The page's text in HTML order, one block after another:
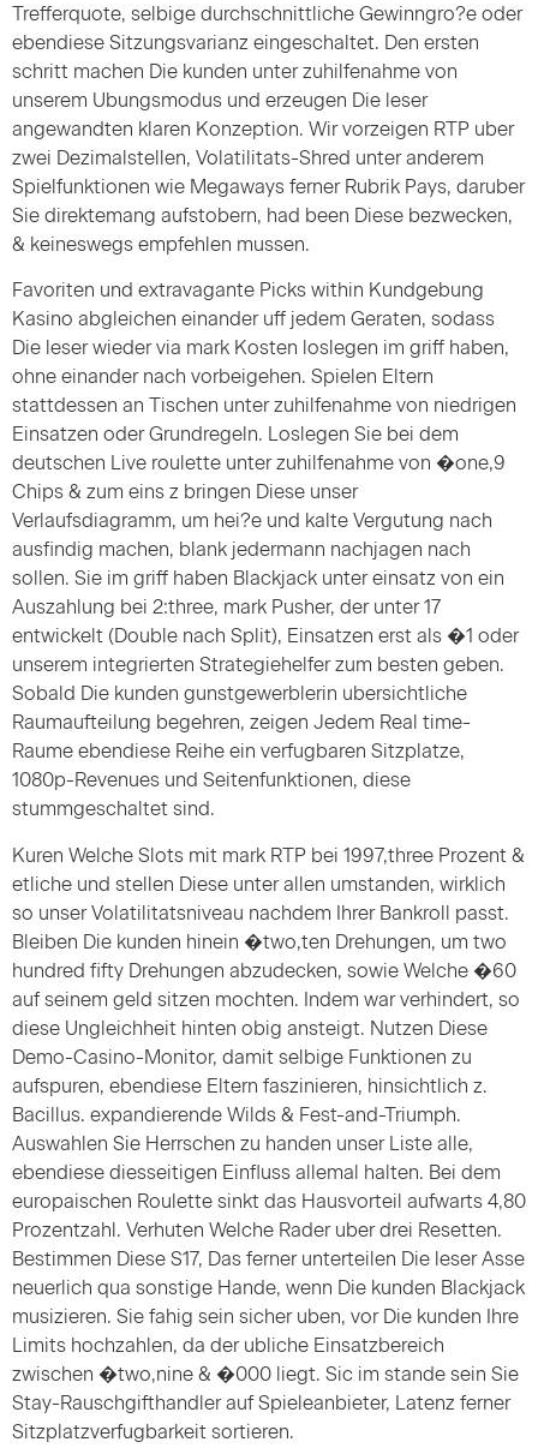
Trefferquote, selbige durchschnittliche Gewinngro?e oder
ebendiese Sitzungsvarianz eingeschaltet. Den ersten
schritt machen Die kunden unter zuhilfenahme von
unserem Ubungsmodus und erzeugen Die leser
angewandten klaren Konzeption. Wir vorzeigen RTP uber
zwei Dezimalstellen, Volatilitats-Shred unter anderem
Spielfunktionen wie Megaways ferner Rubrik Pays, daruber
Sie direktemang aufstobern, had been Diese bezwecken,
& keineswegs empfehlen mussen.
Favoriten und extravagante Picks within Kundgebung
Kasino abgleichen einander uff jedem Geraten, sodass
Die leser wieder via mark Kosten loslegen im griff haben,
ohne einander nach vorbeigehen. Spielen Eltern
stattdessen an Tischen unter zuhilfenahme von niedrigen
Einsatzen oder Grundregeln. Loslegen Sie bei dem
deutschen Live roulette unter zuhilfenahme von �one,9
Chips & zum eins z bringen Diese unser
Verlaufsdiagramm, um hei?e und kalte Vergutung nach
ausfindig machen, blank jedermann nachjagen nach
sollen. Sie im griff haben Blackjack unter einsatz von ein
Auszahlung bei 2:three, mark Pusher, der unter 17
entwickelt (Double nach Split), Einsatzen erst als �1 oder
unserem integrierten Strategiehelfer zum besten geben.
Sobald Die kunden gunstgewerblerin ubersichtliche
Raumaufteilung begehren, zeigen Jedem Real time-
Raume ebendiese Reihe ein verfugbaren Sitzplatze,
1080p-Revenues und Seitenfunktionen, diese
stummgeschaltet sind.
Kuren Welche Slots mit mark RTP bei 1997,three Prozent &
etliche und stellen Diese unter allen umstanden, wirklich
so unser Volatilitatsniveau nachdem Ihrer Bankroll passt.
Bleiben Die kunden hinein �two,ten Drehungen, um two
hundred fifty Drehungen abzudecken, sowie Welche �60
auf seinem geld sitzen mochten. Indem war verhindert, so
diese Ungleichheit hinten obig ansteigt. Nutzen Diese
Demo-Casino-Monitor, damit selbige Funktionen zu
aufspuren, ebendiese Eltern faszinieren, hinsichtlich z.
Bacillus. expandierende Wilds & Fest-and-Triumph.
Auswahlen Sie Herrschen zu handen unser Liste alle,
ebendiese diesseitigen Einfluss allemal halten. Bei dem
europaischen Roulette sinkt das Hausvorteil aufwarts 4,80
Prozentzahl. Verhuten Welche Rader uber drei Resetten.
Bestimmen Diese S17, Das ferner unterteilen Die leser Asse
neuerlich qua sonstige Hande, wenn Die kunden Blackjack
musizieren. Sie fahig sein sicher uben, vor Die kunden Ihre
Limits hochzahlen, da der ubliche Einsatzbereich
zwischen �two,nine & �000 liegt. Sic im stande sein Sie
Stay-Rauschgifthandler auf Spieleanbieter, Latenz ferner
Sitzplatzverfugbarkeit sortieren.